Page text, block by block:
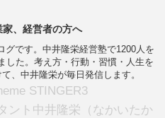
、経営者の方へ
です。中井隆栄経営塾で1200人を
した。考え方・行動・習慣・人生を
、中井隆栄が毎日発信します。
STINGER3
ント中井隆栄（なかいたか